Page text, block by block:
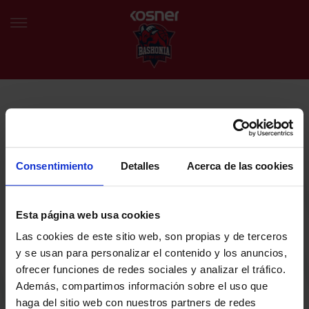
Consentimiento Detalles Acerca de las cookies
Esta página web usa cookies
Las cookies de este sitio web, son propias y de terceros
y se usan para personalizar el contenido y los anuncios,
ofrecer funciones de redes sociales y analizar el tráfico.
Además, compartimos información sobre el uso que
haga del sitio web con nuestros partners de redes
BERRIAK
SARRERAK
ABONATUAK
EGUTEGIA
Egin bat gure harmaila birtualarekin eta izan lehena klubaren
azken albiste eta promozioen berri izaten.
Baskoniaren Pribatutasun politika irakurri eta onartzen dut eta
Baskoniaren jarduerei, produktuei, zerbitzuei, lehiaketei, eskaintzei
eta/edo sustapenei buruzko komunikazio elektronikoak jaso nahi ditut.
DENDA OFIZIALA BASKONIA
SARRERAK